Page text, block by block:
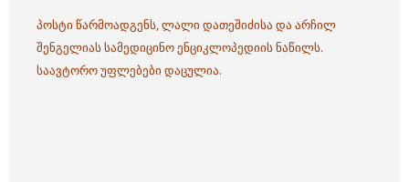
პოსტი წარმოადგენს, ლალი დათეშიძისა და არჩილ
შენგელიას სამედიცინო ენციკლოპედიის ნაწილს.
საავტორო უფლებები დაცულია.